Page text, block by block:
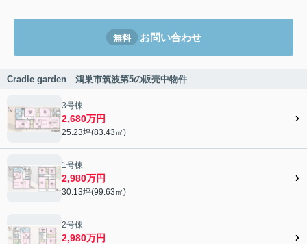
無料 お問い合わせ
Cradle garden 鴻巣市筑波第5の販売中物件
3号棟
2,680万円
25.23坪(83.43㎡)
1号棟
2,980万円
30.13坪(99.63㎡)
2号棟
2,980万円